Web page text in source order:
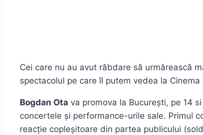
Cei care nu au avut răbdare să urmărească
spectacolul pe care îl putem vedea la Cinema
Bogdan Ota va promova la București, pe 14
concertele și performance-urile sale. Primul
reacție copleșitoare din partea publicului